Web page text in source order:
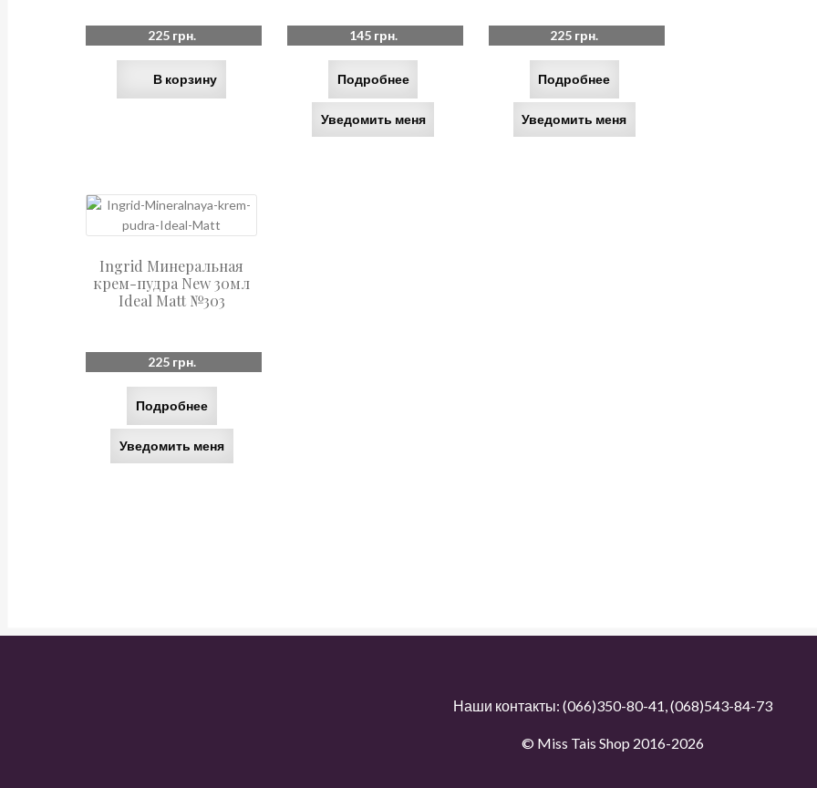
225 грн.
В корзину
145 грн.
Подробнее
Уведомить меня
225 грн.
Подробнее
Уведомить меня
Ingrid Минеральная
крем-пудра New 30мл
Ideal Matt №303
225 грн.
Подробнее
Уведомить меня
Наши контакты: (066)350-80-41 (068)543-84-73
© Miss Tais Shop 2016-2026